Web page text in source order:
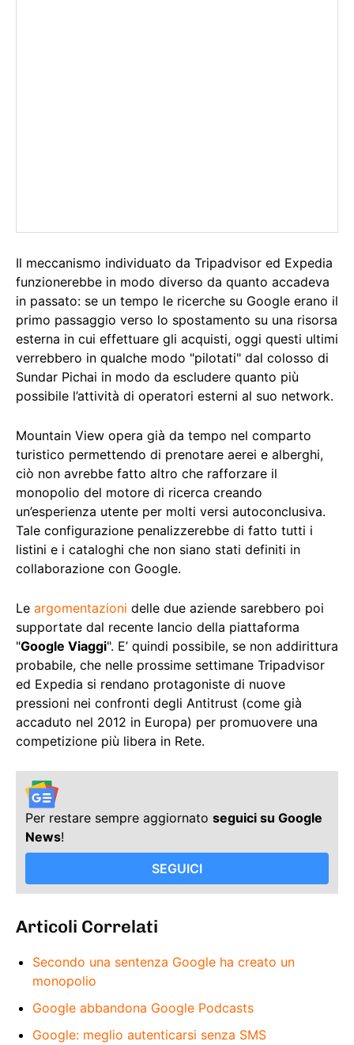
Il meccanismo individuato da Tripadvisor ed Expedia
funzionerebbe in modo diverso da quanto accadeva
in passato: se un tempo le ricerche su Google erano il
primo passaggio verso lo spostamento su una risorsa
esterna in cui effettuare gli acquisti, oggi questi ultimi
verrebbero in qualche modo "pilotati" dal colosso di
Sundar Pichai in modo da escludere quanto più
possibile l’attività di operatori esterni al suo network.
Mountain View opera già da tempo nel comparto
turistico permettendo di prenotare aerei e alberghi,
ciò non avrebbe fatto altro che rafforzare il
monopolio del motore di ricerca creando
un’esperienza utente per molti versi autoconclusiva.
Tale configurazione penalizzerebbe di fatto tutti i
listini e i cataloghi che non siano stati definiti in
collaborazione con Google.
Le argomentazioni delle due aziende sarebbero poi
supportate dal recente lancio della piattaforma
"Google Viaggi". E’ quindi possibile, se non addirittura
probabile, che nelle prossime settimane Tripadvisor
ed Expedia si rendano protagoniste di nuove
pressioni nei confronti degli Antitrust (come già
accaduto nel 2012 in Europa) per promuovere una
competizione più libera in Rete.
Per restare sempre aggiornato seguici su Google
News!
SEGUICI
Articoli Correlati
Secondo una sentenza Google ha creato un
monopolio
Google abbandona Google Podcasts
Google: meglio autenticarsi senza SMS